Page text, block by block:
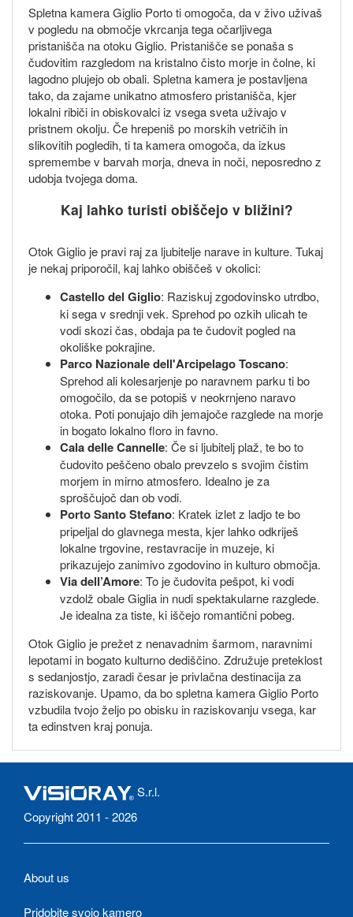
Spletna kamera Giglio Porto ti omogoča, da v živo uživaš
v pogledu na območje vkrcanja tega očarljivega
pristanišča na otoku Giglio. Pristanišče se ponaša s
čudovitim razgledom na kristalno čisto morje in čolne, ki
lagodno plujejo ob obali. Spletna kamera je postavljena
tako, da zajame unikatno atmosfero pristanišča, kjer
lokalni ribiči in obiskovalci iz vsega sveta uživajo v
pristnem okolju. Če hrepeniš po morskih vetričih in
slikovitih pogledih, ti ta kamera omogoča, da izkus
spremembe v barvah morja, dneva in noči, neposredno z
udobja tvojega doma.
Kaj lahko turisti obiščejo v bližini?
Otok Giglio je pravi raj za ljubitelje narave in kulture. Tukaj
je nekaj priporočil, kaj lahko obiščeš v okolici:
Castello del Giglio: Raziskuj zgodovinsko utrdbo,
ki sega v srednji vek. Sprehod po ozkih ulicah te
vodi skozi čas, obdaja pa te čudovit pogled na
okoliške pokrajine.
Parco Nazionale dell'Arcipelago Toscano:
Sprehod ali kolesarjenje po naravnem parku ti bo
omogočilo, da se potopiš v neokrnjeno naravo
otoka. Poti ponujajo dih jemajoče razglede na morje
in bogato lokalno floro in favno.
Cala delle Cannelle: Če si ljubitelj plaž, te bo to
čudovito peščeno obalo prevzelo s svojim čistim
morjem in mirno atmosfero. Idealno je za
sproščujoč dan ob vodi.
Porto Santo Stefano: Kratek izlet z ladjo te bo
pripeljal do glavnega mesta, kjer lahko odkriješ
lokalne trgovine, restavracije in muzeje, ki
prikazujejo zanimivo zgodovino in kulturo območja.
Via dell’Amore: To je čudovita pešpot, ki vodi
vzdolž obale Giglia in nudi spektakularne razglede.
Je idealna za tiste, ki iščejo romantični pobeg.
Otok Giglio je prežet z nenavadnim šarmom, naravnimi
lepotami in bogato kulturno dediščino. Združuje preteklost
s sedanjostjo, zaradi česar je privlačna destinacija za
raziskovanje. Upamo, da bo spletna kamera Giglio Porto
vzbudila tvojo željo po obisku in raziskovanju vsega, kar
ta edinstven kraj ponuja.
S.r.l.
Copyright 2011 - 2026
About us
Pridobite svojo kamero